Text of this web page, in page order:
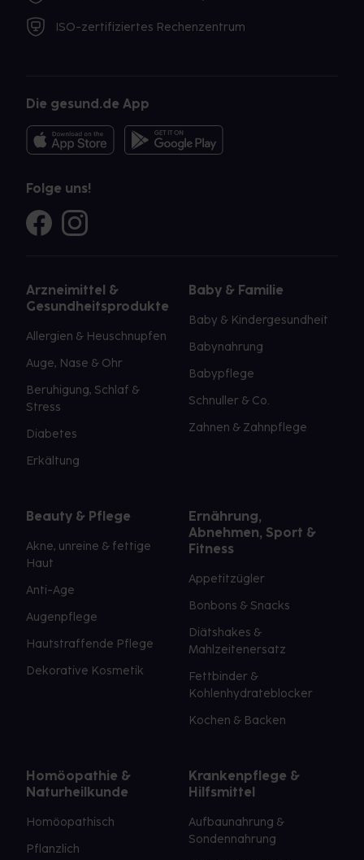
ISO-zertifiziertes Rechenzentrum
Die gesund.de App
Folge uns!
Arzneimittel &
Gesundheitsprodukte
Allergien & Heuschnupfen
Auge, Nase & Ohr
Beruhigung, Schlaf &
Stress
Diabetes
Erkältung
Baby & Familie
Baby & Kindergesundheit
Babynahrung
Babypflege
Schnuller & Co.
Zahnen & Zahnpflege
Beauty & Pflege
Akne, unreine & fettige
Haut
Anti-Age
Augenpflege
Hautstraffende Pflege
Dekorative Kosmetik
Ernährung,
Abnehmen, Sport &
Fitness
Appetitzügler
Bonbons & Snacks
Diätshakes &
Mahlzeitenersatz
Fettbinder &
Kohlenhydrateblocker
Kochen & Backen
Homöopathie &
Naturheilkunde
Homöopathisch
Pflanzlich
Krankenpflege &
Hilfsmittel
Aufbaunahrung &
Sondennahrung